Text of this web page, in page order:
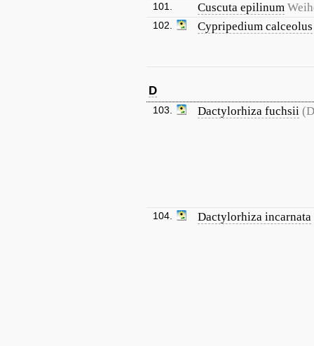
101. Cuscuta epilinum
102. Cypripedium calceolus
D
103. Dactylorhiza fuchsii
104. Dactylorhiza incarnata